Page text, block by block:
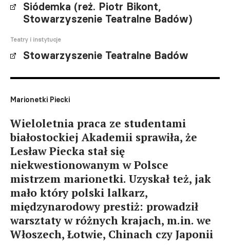
Siódemka (reż. Piotr Bikont,
Stowarzyszenie Teatralne Badów)
Teatry i instytucje
Stowarzyszenie Teatralne Badów
Marionetki Piecki
Wieloletnia praca ze studentami
białostockiej Akademii sprawiła, że
Lesław Piecka stał się
niekwestionowanym w Polsce
mistrzem marionetki. Uzyskał też, jak
mało który polski lalkarz,
międzynarodowy prestiż: prowadził
warsztaty w różnych krajach, m.in. we
Włoszech, Łotwie, Chinach czy Japonii